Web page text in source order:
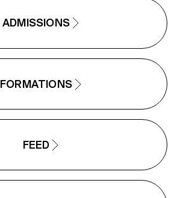
ADMISSIONS
FORMATIONS
FEED